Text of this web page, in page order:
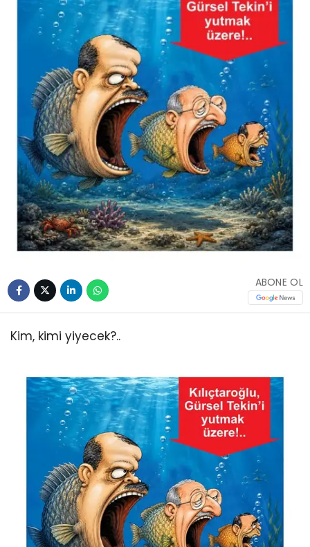
ABONE OL
Kim, kimi yiyecek?..